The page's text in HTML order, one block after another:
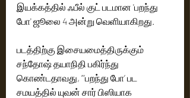
இயக்கத்தில் ஃபீல் குட் படமான 'பறந்து
போ' ஜூலை 4 அன்று வெளியாகிறது.
படத்திற்கு இசையமைத்திருக்கும்
சந்தோஷ் தயாநிதி பகிர்ந்து
கொண்டதாவது, ”’பறந்து போ’ பட
சமயத்தில் யுவன் சார் பிஸியாக